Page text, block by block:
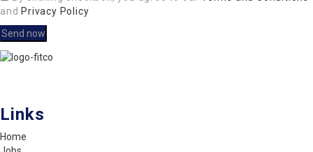
and Privacy Policy
Links
Home